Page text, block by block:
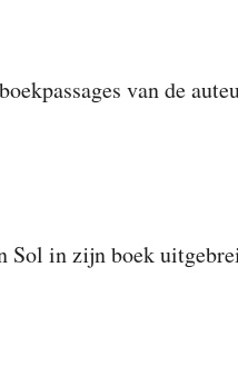
van de
Sol in zijn boek